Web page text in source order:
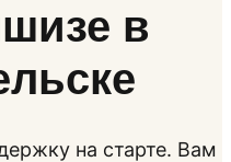
в
на старте. Вам